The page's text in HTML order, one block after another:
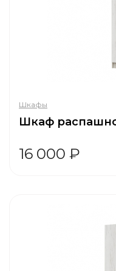
Шкафы
Шкаф
16 000 ₽